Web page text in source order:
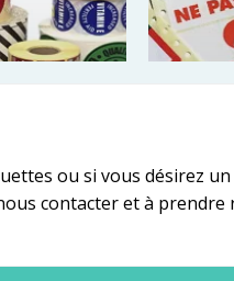
ou si vous désirez
contacter et à prendre